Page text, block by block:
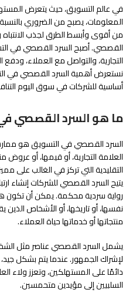
في عالم التسويق، حيث يتعرض
المعلومات، يصبح من الضروري
من أقوى وأبسط الطرق لجذب
القصصي. أصبح السرد القصصي في
التجارية، والتواصل مع العملاء،
نستعرض أهمية السرد القصصي في
أساسية للشركات في سوق اليوم
ما هو السرد القصصي
السرد القصصي في التسويق هو
العلامة التجارية، أو قيمها، أو
التقليدية التي تركز في الغالب على
يتيح السرد القصصي للشركات إنشاء
رواية سردية محكمة. يمكن أن تكون
نفسها، أو تاريخها، أو الأشخاص
منتجاتها أو خدماتها حياة العملاء.
يشمل السرد القصصي عناصر مثل
لإشراك الجمهور. عندما يتم بشكل
دائمًا على المستهلكين، وتعزز ولاء
السلبيين إلى مؤيدين متحمسين.